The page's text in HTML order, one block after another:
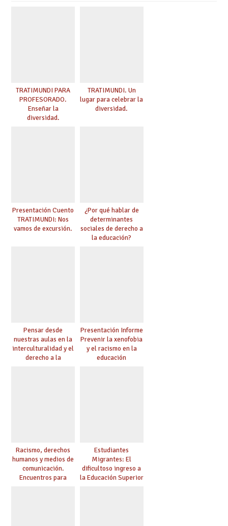
TRATIMUNDI PARA
PROFESORADO.
Enseñar la
diversidad.
TRATIMUNDI. Un
lugar para celebrar la
diversidad.
Presentación Cuento
TRATIMUNDI: Nos
vamos de excursión.
¿Por qué hablar de
determinantes
sociales de derecho a
la educación?
Pensar desde
nuestras aulas en la
interculturalidad y el
derecho a la
Presentación Informe
Prevenir la xenofobia
y el racismo en la
educación
Racismo, derechos
humanos y medios de
comunicación.
Encuentros para
Estudiantes
Migrantes: El
dificultoso ingreso a
la Educación Superior